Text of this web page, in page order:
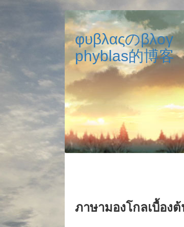
φυβλαςのβλογ
phyblas的博客
ภาษามองโกลเบื้อง